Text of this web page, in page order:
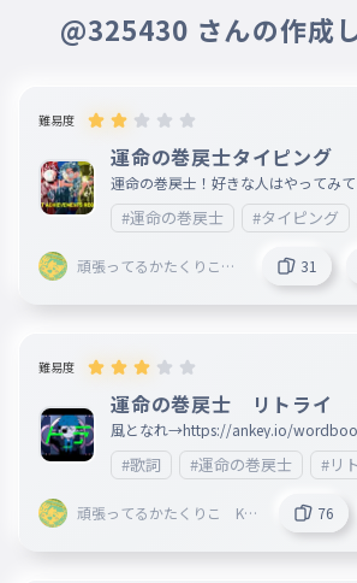
@325430 さんの作成
難易度
運命の巻戻士タイピング
運命の巻戻士！好きな人はやってみ
のことしゃべったり タイピングし
の歌詞タイピング （風となれ）
s/cjks86q9io6g02uehpeg （リトラ
rdbooks/cj9n6i29io6g02plpoa0 〜紹
運の死を遂げた人々を救う組織、時
巻戻士」！！ 彼らの武器は右目に埋
ン「リトライアイ」！！ 事件を解決
#運命の巻戻士 #タイピング
頑張ってるかたくりこ
31
難易度
運命の巻戻士 リトライ
風となれ→https://ankey.io/
poa0 運命の巻戻士→https://
io6g02ojp5t0
#歌詞 #運命の巻戻士 #リ
頑張ってるかたくりこ KIN
76